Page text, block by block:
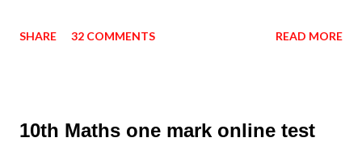
SHARE 32 COMMENTS READ MORE
10th Maths one mark online test